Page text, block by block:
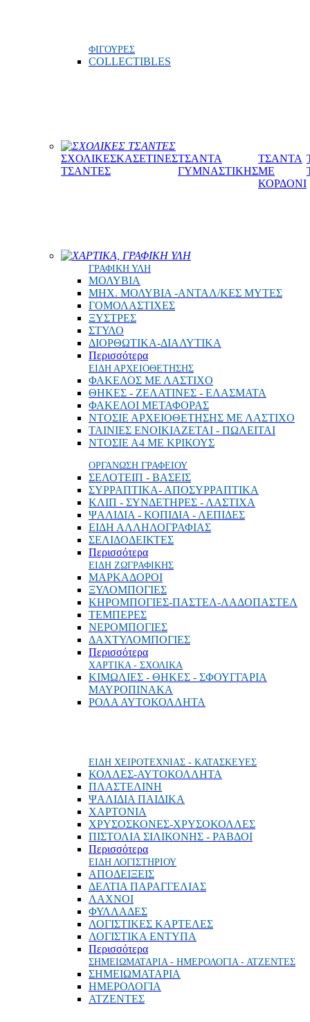
ΦΙΓΟΥΡΕΣ
COLLECTIBLES
ΣΧΟΛΙΚΕΣ ΤΣΑΝΤΕΣ
ΣΧΟΛΙΚΕΣ
ΤΣΑΝΤΕΣ
ΚΑΣΕΤΙΝΕΣΤΣΑΝΤΑ
ΓΥΜΝΑΣΤΙΚΗΣ
ΤΣΑΝΤΑ
ΜΕ
ΚΟΡΔΟΝΙ
ΧΑΡΤΙΚΑ, ΓΡΑΦΙΚΗ ΥΛΗ
ΓΡΑΦΙΚΗ ΥΛΗ
ΜΟΛΥΒΙΑ
ΜΗΧ. ΜΟΛΥΒΙΑ -ΑΝΤΑΛ/ΚΕΣ ΜΥΤΕΣ
ΓΟΜΟΛΑΣΤΙΧΕΣ
ΞΥΣΤΡΕΣ
ΣΤΥΛΟ
ΔΙΟΡΘΩΤΙΚΑ-ΔΙΑΛΥΤΙΚΑ
Περισσότερα
ΕΙΔΗ ΑΡΧΕΙΟΘΕΤΗΣΗΣ
ΦΑΚΕΛΟΣ ΜΕ ΛΑΣΤΙΧΟ
ΘΗΚΕΣ - ΖΕΛΑΤΙΝΕΣ - ΕΛΑΣΜΑΤΑ
ΦΑΚΕΛΟΙ ΜΕΤΑΦΟΡΑΣ
ΝΤΟΣΙΕ ΑΡΧΕΙΟΘΕΤΗΣΗΣ ΜΕ ΛΑΣΤΙΧΟ
ΤΑΙΝΙΕΣ ΕΝΟΙΚΙΑΖΕΤΑΙ - ΠΩΛΕΙΤΑΙ
ΝΤΟΣΙΕ Α4 ΜΕ ΚΡΙΚΟΥΣ
ΟΡΓΑΝΩΣΗ ΓΡΑΦΕΙΟΥ
ΣΕΛΟΤΕΙΠ - ΒΑΣΕΙΣ
ΣΥΡΡΑΠΤΙΚΑ- ΑΠΟΣΥΡΡΑΠΤΙΚΑ
ΚΛΙΠ - ΣΥΝΔΕΤΗΡΕΣ - ΛΑΣΤΙΧΑ
ΨΑΛΙΔΙΑ - ΚΟΠΙΔΙΑ - ΛΕΠΙΔΕΣ
ΕΙΔΗ ΑΛΛΗΛΟΓΡΑΦΙΑΣ
ΣΕΛΙΔΟΔΕΙΚΤΕΣ
Περισσότερα
ΕΙΔΗ ΖΩΓΡΑΦΙΚΗΣ
ΜΑΡΚΑΔΟΡΟΙ
ΞΥΛΟΜΠΟΓΙΕΣ
ΚΗΡΟΜΠΟΓΙΕΣ-ΠΑΣΤΕΛ-ΛΑΔΟΠΑΣΤΕΛ
ΤΕΜΠΕΡΕΣ
ΝΕΡΟΜΠΟΓΙΕΣ
ΔΑΧΤΥΛΟΜΠΟΓΙΕΣ
Περισσότερα
ΧΑΡΤΙΚΑ - ΣΧΟΛΙΚΑ
ΚΙΜΩΛΙΕΣ - ΘΗΚΕΣ - ΣΦΟΥΓΓΑΡΙΑ
ΜΑΥΡΟΠΙΝΑΚΑ
ΡΟΛΑ ΑΥΤΟΚΟΛΛΗΤΑ
ΕΙΔΗ ΧΕΙΡΟΤΕΧΝΙΑΣ - ΚΑΤΑΣΚΕΥΕΣ
ΚΟΛΛΕΣ-ΑΥΤΟΚΟΛΛΗΤΑ
ΠΛΑΣΤΕΛΙΝΗ
ΨΑΛΙΔΙΑ ΠΑΙΔΙΚΑ
ΧΑΡΤΟΝΙΑ
ΧΡΥΣΟΣΚΟΝΕΣ-ΧΡΥΣΟΚΟΛΛΕΣ
ΠΙΣΤΟΛΙΑ ΣΙΛΙΚΟΝΗΣ - ΡΑΒΔΟΙ
Περισσότερα
ΕΙΔΗ ΛΟΓΙΣΤΗΡΙΟΥ
ΑΠΟΔΕΙΞΕΙΣ
ΔΕΛΤΙΑ ΠΑΡΑΓΓΕΛΙΑΣ
ΛΑΧΝΟΙ
ΦΥΛΛΑΔΕΣ
ΛΟΓΙΣΤΙΚΕΣ ΚΑΡΤΕΛΕΣ
ΛΟΓΙΣΤΙΚΑ ΕΝΤΥΠΑ
Περισσότερα
ΣΗΜΕΙΩΜΑΤΑΡΙΑ - ΗΜΕΡΟΛΟΓΙΑ - ΑΤΖΕΝΤΕΣ
ΣΗΜΕΙΩΜΑΤΑΡΙΑ
ΗΜΕΡΟΛΟΓΙΑ
ΑΤΖΕΝΤΕΣ